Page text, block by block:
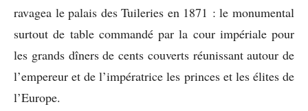
ravagea le palais des Tuileries en 1871 : le monumental
surtout de table commandé par la cour impériale pour
les grands dîners de cents couverts réunissant autour de
l’empereur et de l’impératrice les princes et les élites de
l’Europe.